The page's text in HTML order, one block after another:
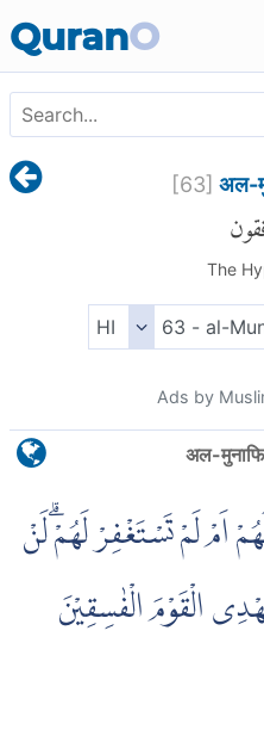
QuranO
[63] अल-
The
Ads by
अल-
اَمْ لَمْ تَسْتَغْفِرْ لَهُمْۗ لَنْ
الْقَوْمَ الْفٰسِقِيْنَ